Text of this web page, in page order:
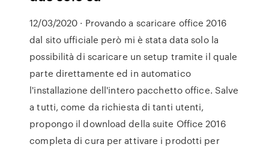
12/03/2020 · Provando a scaricare office 2016
dal sito ufficiale però mi è stata data solo la
possibilità di scaricare un setup tramite il quale
parte direttamente ed in automatico
l'installazione dell'intero pacchetto office. Salve
a tutti, come da richiesta di tanti utenti,
propongo il download della suite Office 2016
completa di cura per attivare i prodotti per